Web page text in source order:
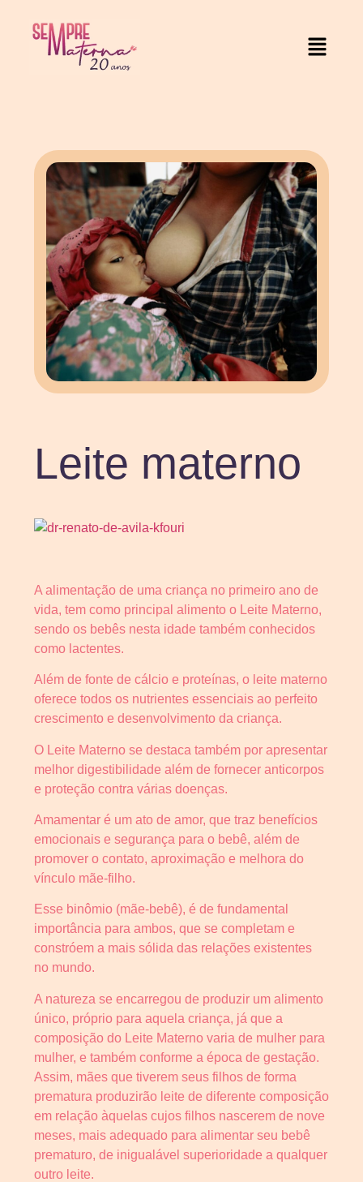
Leite materno
A alimentação de uma criança no primeiro ano de
vida, tem como principal alimento o Leite Materno,
sendo os bebês nesta idade também conhecidos
como lactentes.
Além de fonte de cálcio e proteínas, o leite materno
oferece todos os nutrientes essenciais ao perfeito
crescimento e desenvolvimento da criança.
O Leite Materno se destaca também por apresentar
melhor digestibilidade além de fornecer anticorpos
e proteção contra várias doenças.
Amamentar é um ato de amor, que traz benefícios
emocionais e segurança para o bebê, além de
promover o contato, aproximação e melhora do
vínculo mãe-filho.
Esse binômio (mãe-bebê), é de fundamental
importância para ambos, que se completam e
constróem a mais sólida das relações existentes
no mundo.
A natureza se encarregou de produzir um alimento
único, próprio para aquela criança, já que a
composição do Leite Materno varia de mulher para
mulher, e também conforme a época de gestação.
Assim, mães que tiverem seus filhos de forma
prematura produzirão leite de diferente composição
em relação àquelas cujos filhos nascerem de nove
meses, mais adequado para alimentar seu bebê
prematuro, de inigualável superioridade a qualquer
outro leite.